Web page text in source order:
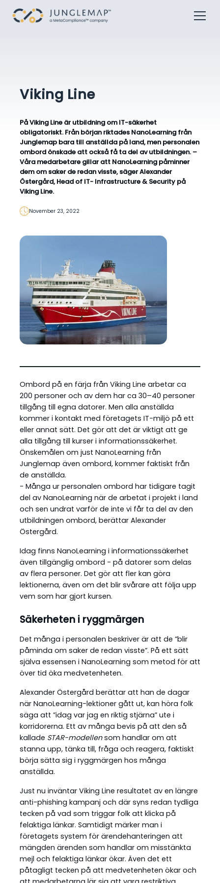
Viking Line
På Viking Line är utbildning om IT-säkerhet
obligatoriskt. Från början riktades NanoLearning från
Junglemap bara till anställda på land, men personalen
ombord önskade att också få ta del av utbildningen. –
Våra medarbetare gillar att NanoLearning påminner
dem om saker de redan visste, säger Alexander
Östergård, Head of IT- Infrastructure & Security på
Viking Line.
November 23, 2022
Ombord på en färja från Viking Line arbetar ca
200 personer och av dem har ca 30–40 personer
tillgång till egna datorer. Men alla anställda
kommer i kontakt med företagets IT-miljö på ett
eller annat sätt. Det gör att det är viktigt att ge
alla tillgång till kurser i informationssäkerhet.
Önskemålen om just NanoLearning från
Junglemap även ombord, kommer faktiskt från
de anställda.
- Många ur personalen ombord har tidigare tagit
del av NanoLearning när de arbetat i projekt i land
och sen undrat varför de inte vi får ta del av den
utbildningen ombord, berättar Alexander
Östergård.
Idag finns NanoLearning i informationssäkerhet
även tillgänglig ombord - på datorer som delas
av flera personer. Det gör att fler kan göra
lektionerna, även om det blir svårare att följa upp
vem som har gjort kursen.
Säkerheten i ryggmärgen
Det många i personalen beskriver är att de ”blir
påminda om saker de redan visste”. På ett sätt
själva essensen i NanoLearning som metod för att
över tid öka medvetenheten.
Alexander Östergård berättar att han de dagar
när NanoLearning-lektioner gått ut, kan höra folk
säga att ”idag var jag en riktig stjärna” ute i
korridorerna. Ett av många bevis på att den så
kallade STAR-modellensom handlar om att
stanna upp, tänka till, fråga och reagera, faktiskt
börja sätta sig i ryggmärgen hos många
anställda.
Just nu inväntar Viking Line resultatet av en längre
anti-phishing kampanj och där syns redan tydliga
tecken på vad som triggar folk att klicka på
felaktiga länkar. Samtidigt märker man i
företagets system för ärendehanteringen att
mängden ärenden som handlar om misstänkta
mejl och felaktiga länkar ökar. Även det ett
påtagligt tecken på att medvetenheten ökar och